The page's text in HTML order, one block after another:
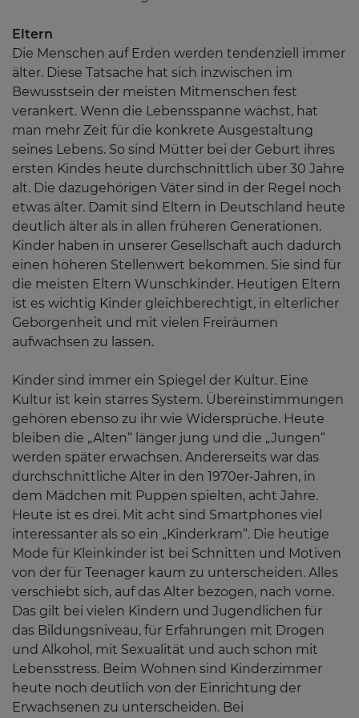
Eltern
Die Menschen auf Erden werden tendenziell immer
älter. Diese Tatsache hat sich inzwischen im
Bewusstsein der meisten Mitmenschen fest
verankert. Wenn die Lebensspanne wächst, hat
man mehr Zeit für die konkrete Ausgestaltung
seines Lebens. So sind Mütter bei der Geburt ihres
ersten Kindes heute durchschnittlich über 30 Jahre
alt. Die dazugehörigen Väter sind in der Regel noch
etwas älter. Damit sind Eltern in Deutschland heute
deutlich älter als in allen früheren Generationen.
Kinder haben in unserer Gesellschaft auch dadurch
einen höheren Stellenwert bekommen. Sie sind für
die meisten Eltern Wunschkinder. Heutigen Eltern
ist es wichtig Kinder gleichberechtigt, in elterlicher
Geborgenheit und mit vielen Freiräumen
aufwachsen zu lassen.
Kinder sind immer ein Spiegel der Kultur. Eine
Kultur ist kein starres System. Übereinstimmungen
gehören ebenso zu ihr wie Widersprüche. Heute
bleiben die „Alten“ länger jung und die „Jungen“
werden später erwachsen. Andererseits war das
durchschnittliche Alter in den 1970er-Jahren, in
dem Mädchen mit Puppen spielten, acht Jahre.
Heute ist es drei. Mit acht sind Smartphones viel
interessanter als so ein „Kinderkram“. Die heutige
Mode für Kleinkinder ist bei Schnitten und Motiven
von der für Teenager kaum zu unterscheiden. Alles
verschiebt sich, auf das Alter bezogen, nach vorne.
Das gilt bei vielen Kindern und Jugendlichen für
das Bildungsniveau, für Erfahrungen mit Drogen
und Alkohol, mit Sexualität und auch schon mit
Lebensstress. Beim Wohnen sind Kinderzimmer
heute noch deutlich von der Einrichtung der
Erwachsenen zu unterscheiden. Bei